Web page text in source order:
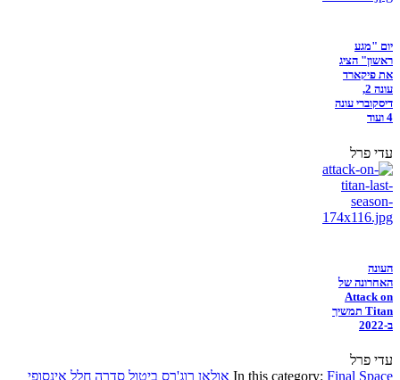
יום "מגע
ראשון" הציג
את פיקארד
עונה 2,
דיסקוברי עונה
4 ועוד
עדי פרל
העונה
האחרונה של
Attack on
Titan תמשיך
ב-2022
עדי פרל
In this category: Final Space אולאן רוג'רס ביטול סדרה חלל אינסופי